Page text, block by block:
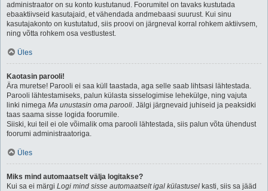
administraator on su konto kustutanud. Foorumitel on tavaks kustutada
ebaaktiivseid kasutajaid, et vähendada andmebaasi suurust. Kui sinu
kasutajakonto on kustutatud, siis proovi on järgneval korral rohkem aktiivsem,
ning võtta rohkem osa vestlustest.
Üles
Kaotasin parooli!
Ära muretse! Parooli ei saa küll taastada, aga selle saab lihtsasi lähtestada.
Parooli lähtestamiseks, palun külasta sisselogimise lehekülge, ning vajuta
linki nimega Ma unustasin oma parooli. Jälgi järgnevaid juhiseid ja peaksidki
taas saama sisse logida foorumile.
Siiski, kui teil ei ole võimalik oma parooli lähtestada, siis palun võta ühendust
foorumi administraatoriga.
Üles
Miks mind automaatselt välja logitakse?
Kui sa ei märgi Logi mind sisse automaatselt igal külastusel kasti, siis sa jääd